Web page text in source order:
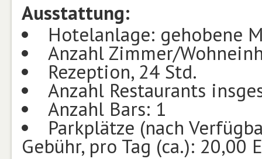
Ausstattung:
Hotelanlage: gehobene
Anzahl Zimmer/
Rezeption, 24 Std.
Anzahl Restaurants
Anzahl Bars: 1
Parkplätze (nach
Gebühr, pro Tag (ca.): 20,00